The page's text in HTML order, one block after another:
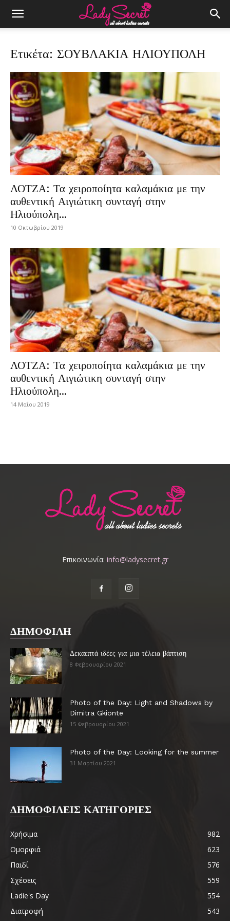
Ετικέτα: ΣΟΥΒΛΑΚΙΑ ΗΛΙΟΥΠΟΛΗ
ΛΟΤΖΑ: Τα χειροποίητα καλαμάκια με την
αυθεντική Αιγιώτικη συνταγή στην
Ηλιούπολη...
10 Οκτωβρίου 2019
ΛΟΤΖΑ: Τα χειροποίητα καλαμάκια με την
αυθεντική Αιγιώτικη συνταγή στην
Ηλιούπολη...
14 Μαΐου 2019
Επικοινωνία: info@ladysecret.gr
ΔΗΜΟΦΙΛΗ
Δεκαεπτά ιδέες για μια τέλεια βάπτιση
8 Φεβρουαρίου 2021
Photo of the Day: Light and Shadows by
Dimitra Gkionte
15 Φεβρουαρίου 2021
Photo of the Day: Looking for the summer
31 Μαρτίου 2021
ΔΗΜΟΦΙΛΕΙΣ ΚΑΤΗΓΟΡΙΕΣ
Χρήσιμα
982
Ομορφιά
623
Παιδί
576
Σχέσεις
559
Ladie's Day
554
Διατροφή
543